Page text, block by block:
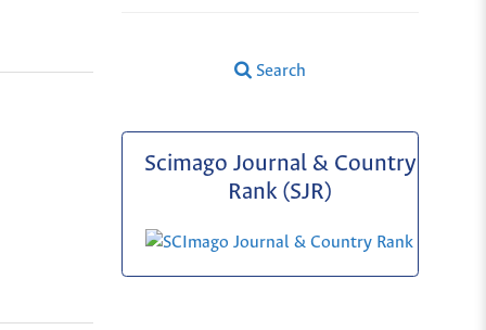
Search
Scimago Journal & Country
Rank (SJR)